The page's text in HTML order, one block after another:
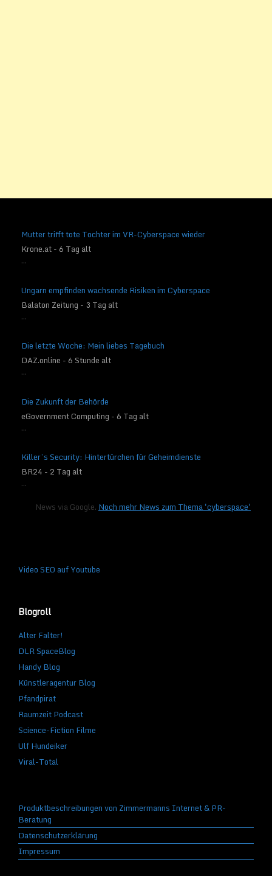
Mutter trifft tote Tochter im VR-Cyberspace wieder
Krone.at - 6 Tag alt
...
Ungarn empfinden wachsende Risiken im Cyberspace
Balaton Zeitung - 3 Tag alt
...
Die letzte Woche: Mein liebes Tagebuch
DAZ.online - 6 Stunde alt
...
Die Zukunft der Behörde
eGovernment Computing - 6 Tag alt
...
Killer’s Security: Hintertürchen für Geheimdienste
BR24 - 2 Tag alt
...
News via Google. Noch mehr News zum Thema 'cyberspace'
Video SEO auf Youtube
Blogroll
Alter Falter!
DLR SpaceBlog
Handy Blog
Künstleragentur Blog
Pfandpirat
Raumzeit Podcast
Science-Fiction Filme
Ulf Hundeiker
Viral-Total
Produktbeschreibungen von Zimmermanns Internet & PR-
Beratung
Datenschutzerklärung
Impressum